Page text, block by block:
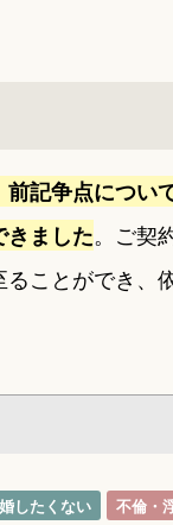
記争点につい
きました。ご契
ことができ、
したくない 不倫・